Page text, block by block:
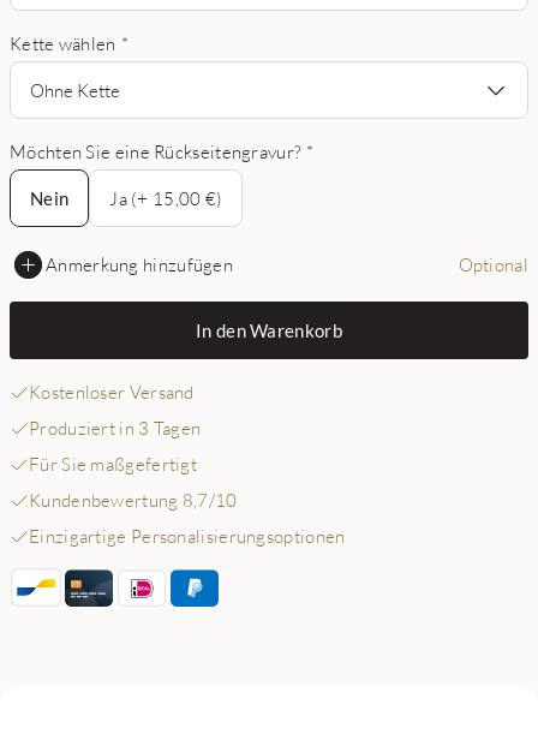
Kette wählen *
Ohne Kette
Möchten Sie eine Rückseitengravur? *
Nein
Nein
Ja (+ 15,00 €)
Anmerkung hinzufügen Optional
In den Warenkorb
Kostenloser Versand
Produziert in 3 Tagen
Für Sie maßgefertigt
Kundenbewertung 8,7/10
Einzigartige Personalisierungsoptionen